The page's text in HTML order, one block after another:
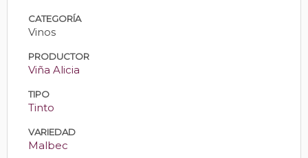
CATEGORÍA
Vinos
PRODUCTOR
Viña Alicia
TIPO
Tinto
VARIEDAD
Malbec